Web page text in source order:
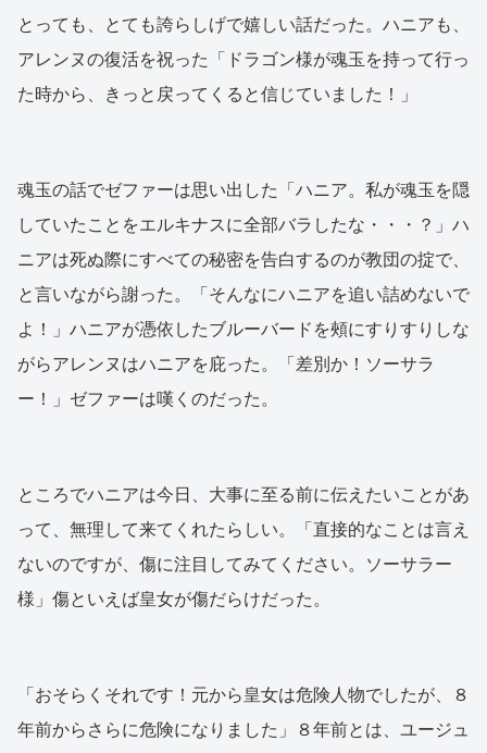
とっても、とても誇らしげで嬉しい話だった。ハニアも、
アレンヌの復活を祝った「ドラゴン様が魂玉を持って行っ
た時から、きっと戻ってくると信じていました！」
魂玉の話でゼファーは思い出した「ハニア。私が魂玉を隠
していたことをエルキナスに全部バラしたな・・・？」ハ
ニアは死ぬ際にすべての秘密を告白するのが教団の掟で、
と言いながら謝った。「そんなにハニアを追い詰めないで
よ！」ハニアが憑依したブルーバードを頰にすりすりしな
がらアレンヌはハニアを庇った。「差別か！ソーサラ
ー！」ゼファーは嘆くのだった。
ところでハニアは今日、大事に至る前に伝えたいことがあ
って、無理して来てくれたらしい。「直接的なことは言え
ないのですが、傷に注目してみてください。ソーサラー
様」傷といえば皇女が傷だらけだった。
「おそらくそれです！元から皇女は危険人物でしたが、８
年前からさらに危険になりました」８年前とは、ユージュ